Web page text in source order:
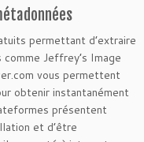
permettant d’extraire
Jeffrey’s Image
vous permettent
obtenir instantanément
présentent
et d’être